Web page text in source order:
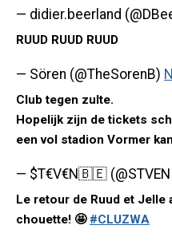
— didier.beerland
RUUD RUUD RUUD
— Sören (@TheSorenB)
Club tegen zulte.
Hopelijk zijn de tickets
een vol stadion Vormer
— $T€V€N🇧🇪
Le retour de Ruud et Jelle
chouette! 🤩 #CLUZWA